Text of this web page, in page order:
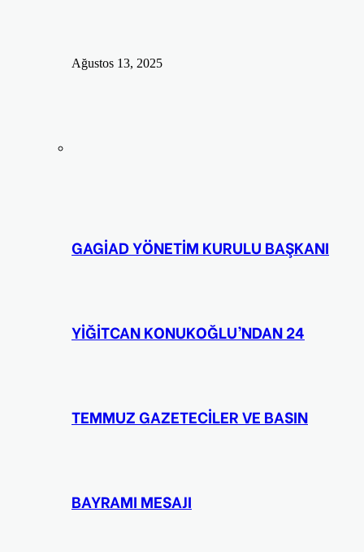
Ağustos 13, 2025
GAGİAD YÖNETİM KURULU BAŞKANI
YİĞİTCAN KONUKOĞLU’NDAN 24
TEMMUZ GAZETECİLER VE BASIN
BAYRAMI MESAJI